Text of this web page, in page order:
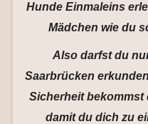
Hunde Einmaleins
Mädchen wie du
Also darfst du
Saarbrücken
Sicherheit bekommst
damit du dich zu